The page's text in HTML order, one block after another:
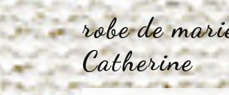
robe de
Catherine